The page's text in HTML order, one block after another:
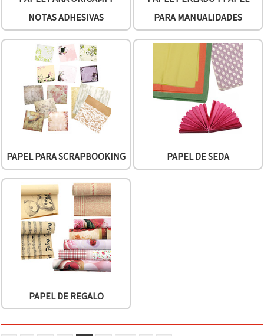
NOTAS ADHESIVAS
PARA MANUALIDADES
PAPEL PARA SCRAPBOOKING PAPEL DE SEDA
PAPEL DE REGALO